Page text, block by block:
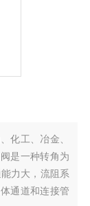
化工、冶金、
是一种转角为
力大，流阻系
通道和连接管